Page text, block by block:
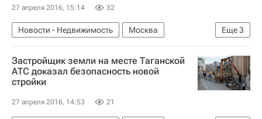
27 апреля 2016, 15:14 32
Еще3
Новости - Недвижимость
Москва
Памятники
Городская среда Россия
Застройщик земли на месте Таганской
АТС доказал безопасность новой
стройки
27 апреля 2016, 14:53 21